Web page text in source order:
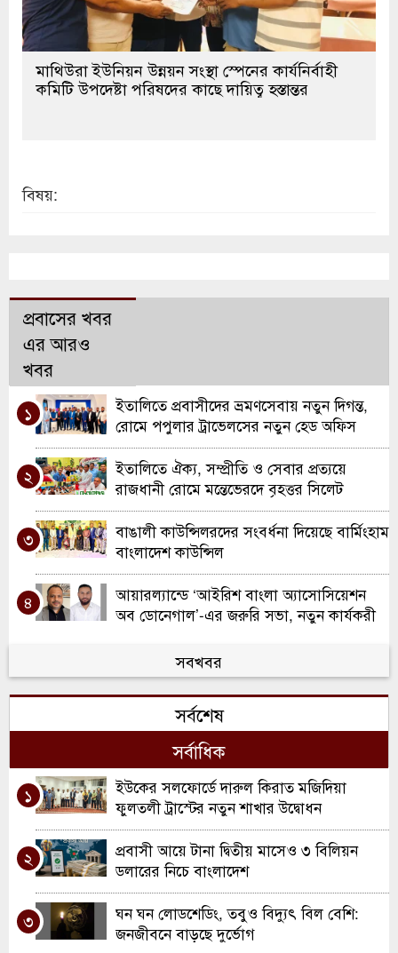
মাথিউরা ইউনিয়ন উন্নয়ন সংস্থা স্পেনের কার্যনির্বাহী
কমিটি উপদেষ্টা পরিষদের কাছে দায়িত্ব হস্তান্তর
বিষয়:
প্রবাসের খবর
এর আরও
খবর
১
ইতালিতে প্রবাসীদের ভ্রমণসেবায় নতুন দিগন্ত,
রোমে পপুলার ট্রাভেলসের নতুন হেড অফিস
উদ্বোধন
২
ইতালিতে ঐক্য, সম্প্রীতি ও সেবার প্রত্যয়ে
রাজধানী রোমে মন্তেভেরদে বৃহত্তর সিলেট
সমিতির যাত্রা
৩
বাঙালী কাউন্সিলরদের সংবর্ধনা দিয়েছে বার্মিংহাম
বাংলাদেশ কাউন্সিল
৪
আয়ারল্যান্ডে ‘আইরিশ বাংলা অ্যাসোসিয়েশন
অব ডোনেগাল’-এর জরুরি সভা, নতুন কার্যকরী
ওয়ালসলে কিরণ বালতির উদ্যোগে কাউন্সিলর
দিলু মিয়াকে সংবর্ধনা
৬
রচডেল আনজুমানে আল ইসলাহ’র বার্ষিক
সাধারণ সভা ও নির্বাচন
৭
স্কুল ইন্সপেকশনে অসাধারণ স্বীকৃতি ; দারুল
হাদিস লতিফিয়ার ঐতিহাসিক সাফল্য উদযাপন
৮
স্পোর্টস টু ওয়ার্ক প্রেসেন্ট ইউ বি এ স্যাটেলাইট
ব্যাডমিন্টন টুর্নামেন্ট অনুষ্ঠিত
৯
ওয়ালসালে ন্যাশনাল ডাবল ক্যারম
টুর্নামেন্ট-২০২৬
সবখবর
সর্বশেষ
সর্বাধিক
১
ইউকের সলফোর্ডে দারুল কিরাত মজিদিয়া
ফুলতলী ট্রাস্টের নতুন শাখার উদ্বোধন
২
প্রবাসী আয়ে টানা দ্বিতীয় মাসেও ৩ বিলিয়ন
ডলারের নিচে বাংলাদেশ
৩
ঘন ঘন লোডশেডিং, তবুও বিদ্যুৎ বিল বেশি:
জনজীবনে বাড়ছে দুর্ভোগ